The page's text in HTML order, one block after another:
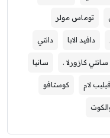
مولر
دانتي
. سانيا
كوستافو